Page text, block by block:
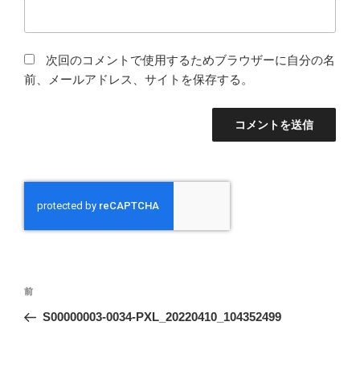
次回のコメントで使用するためブラウザーに自分の名
前、メールアドレス、サイトを保存する。
投
ナ
前
の
前
S00000003-0034-PXL_20220410_104352499